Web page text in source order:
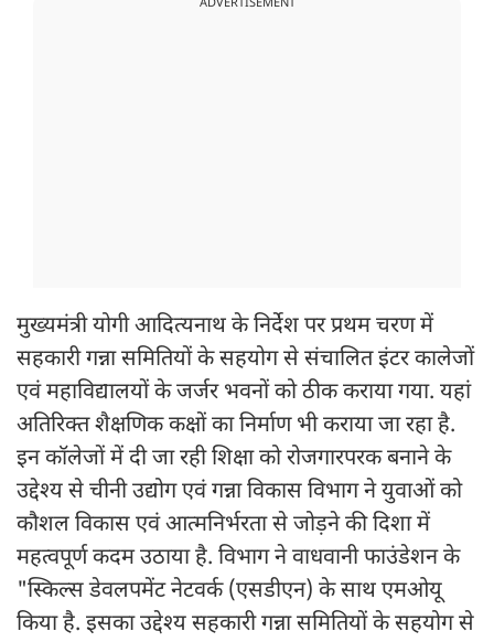
ADVERTISEMENT
मुख्यमंत्री योगी आदित्यनाथ के निर्देश पर प्रथम चरण में
सहकारी गन्ना समितियों के सहयोग से संचालित इंटर कालेजों
एवं महाविद्यालयों के जर्जर भवनों को ठीक कराया गया. यहां
अतिरिक्त शैक्षणिक कक्षों का निर्माण भी कराया जा रहा है.
इन कॉलेजों में दी जा रही शिक्षा को रोजगारपरक बनाने के
उ‌द्देश्य से चीनी उद्योग एवं गन्ना विकास विभाग ने युवाओं को
कौशल विकास एवं आत्मनिर्भरता से जोड़ने की दिशा में
महत्वपूर्ण कदम उठाया है. विभाग ने वाधवानी फाउंडेशन के
"स्किल्स डेवलपमेंट नेटवर्क (एसडीएन) के साथ एमओयू
किया है. इसका उद्देश्य सहकारी गन्ना समितियों के सहयोग से